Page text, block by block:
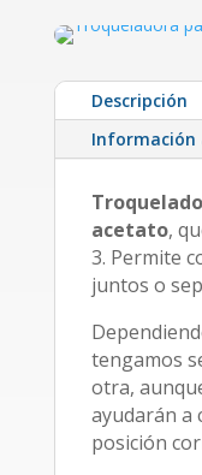
Descripción
Información
acetato,
3. Permite
juntos o
tengamos
otra,
ayudarán a
posición